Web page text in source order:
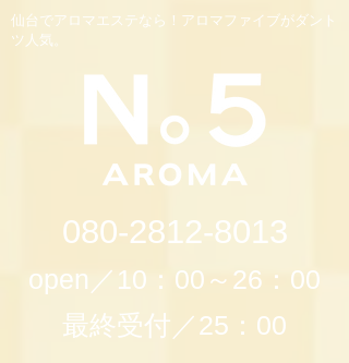
仙台でアロマエステなら！アロマファイブがダント
ツ人気。
080-2812-8013
open／10：00～26：00
最終受付／25：00